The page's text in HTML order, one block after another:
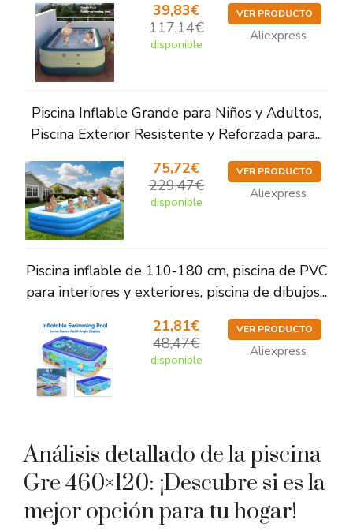
39,83€
117,14€
disponible
VER PRODUCTO
Aliexpress
Piscina Inflable Grande para Niños y Adultos,
Piscina Exterior Resistente y Reforzada para...
75,72€
229,47€
disponible
VER PRODUCTO
Aliexpress
Piscina inflable de 110-180 cm, piscina de PVC
para interiores y exteriores, piscina de dibujos...
21,81€
48,47€
disponible
VER PRODUCTO
Aliexpress
Análisis detallado de la piscina
Gre 460×120: ¡Descubre si es la
mejor opción para tu hogar!